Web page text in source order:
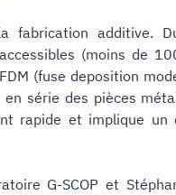
fabrication additive.
(moins de
(fuse deposition
série des pièces
rapide et implique un
G-SCOP et